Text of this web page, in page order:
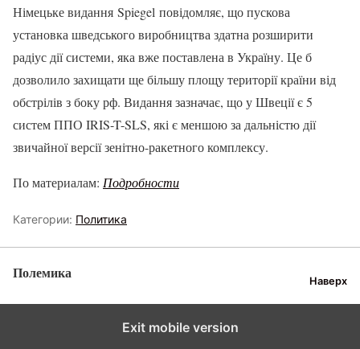
Німецьке видання Spiegel повідомляє, що пускова
установка шведського виробництва здатна розширити
радіус дії системи, яка вже поставлена в Україну. Це б
дозволило захищати ще більшу площу території країни від
обстрілів з боку рф. Видання зазначає, що у Швеції є 5
систем ППО IRIS-T-SLS, які є меншою за дальністю дії
звичайної версії зенітно-ракетного комплексу.
По материалам: Подробности
Категории: Политика
Полемика Наверх
Exit mobile version